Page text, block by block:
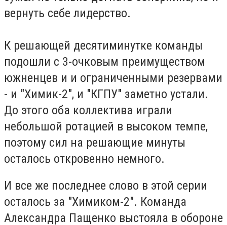
вернуть себе лидерство.
К решающей десятиминутке команды
подошли с 3-очковым преимуществом
южненцев и и ограниченными резервами
- и "Химик-2", и "КГПУ" заметно устали.
До этого оба коллектива играли
небольшой ротацией в высоком темпе,
поэтому сил на решающие минуты
осталось откровенно немного.
И все же последнее слово в этой серии
осталось за "Химиком-2". Команда
Александра Пащенко выстояла в обороне